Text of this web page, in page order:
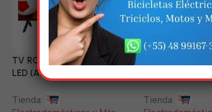
TV RCA 43” 1080P Full HD
LED (Android Smart TV)
Tienda:
Triciclo
ZJ150-R) 60V/
1200W
Tienda: